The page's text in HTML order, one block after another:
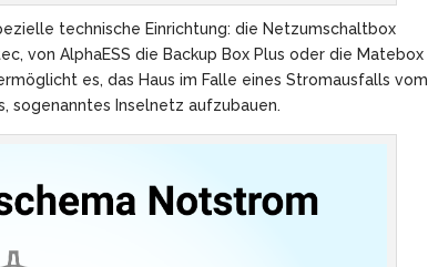
technische Einrichtung: die Netzumschaltbox
von AlphaESS die Backup Box Plus oder die Matebox
es, das Haus im Falle eines Stromausfalls vom
sogenanntes Inselnetz aufzubauen.